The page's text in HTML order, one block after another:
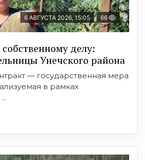
6 АВГУСТА 2026, 15:05 66
делу:
Унечского района
— государственная мера
в рамках